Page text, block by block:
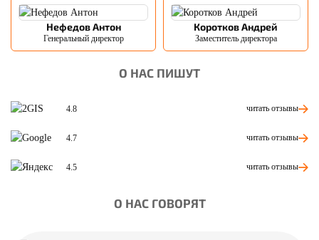
Нефедов Антон
Генеральный директор
Коротков Андрей
Заместитель директора
О НАС ПИШУТ
4.8 читать отзывы
4.7 читать отзывы
4.5 читать отзывы
О НАС ГОВОРЯТ